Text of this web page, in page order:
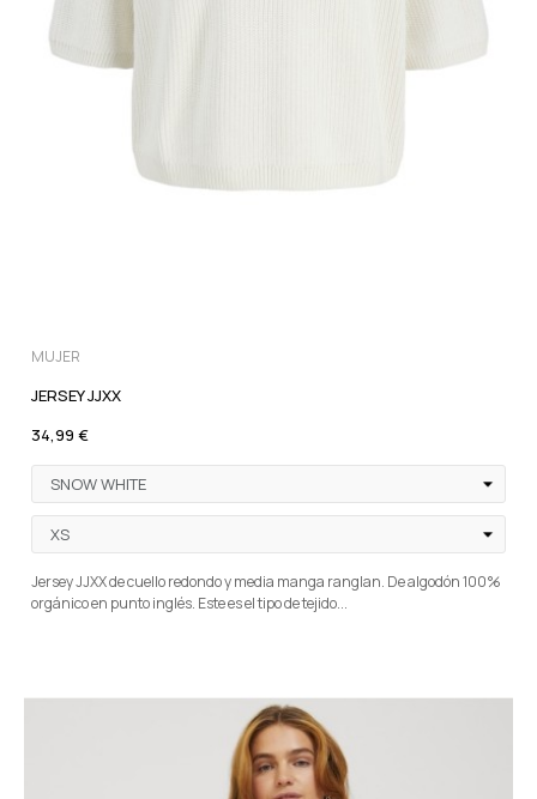
MUJER
JERSEY JJXX
34,99 €
Jersey JJXX de cuello redondo y media manga ranglan. De algodón 100%
orgánico en punto inglés. Este es el tipo de tejido...